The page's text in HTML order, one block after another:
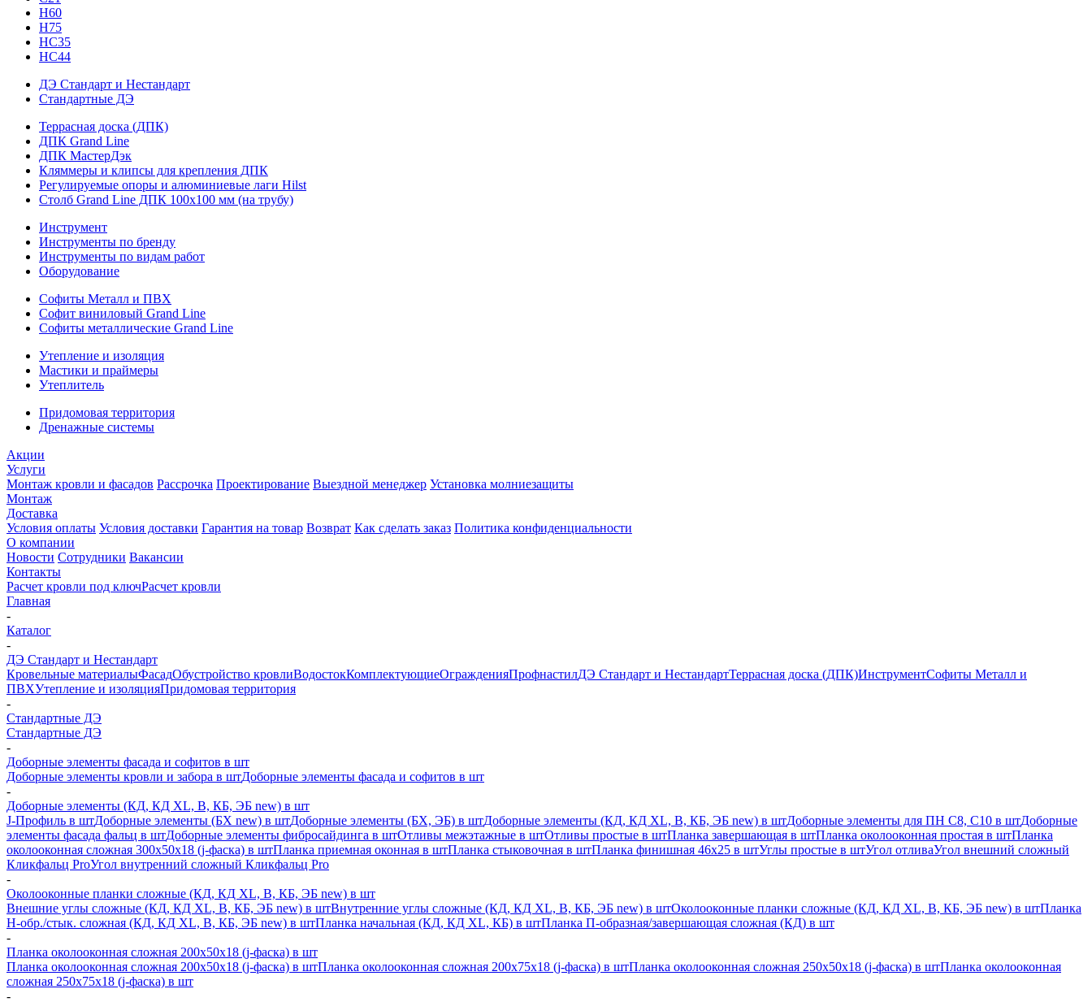
H60
H75
HС35
НС44
ДЭ Стандарт и Нестандарт
Стандартные ДЭ
Террасная доска (ДПК)
ДПК Grand Line
ДПК МастерДэк
Кляммеры и клипсы для крепления ДПК
Регулируемые опоры и алюминиевые лаги Hilst
Столб Grand Line ДПК 100х100 мм (на трубу)
Инструмент
Инструменты по бренду
Инструменты по видам работ
Оборудование
Софиты Металл и ПВХ
Софит виниловый Grand Line
Софиты металлические Grand Line
Утепление и изоляция
Мастики и праймеры
Утеплитель
Придомовая территория
Дренажные системы
Акции
Услуги
Монтаж кровли и фасадов Рассрочка Проектирование Выездной менеджер Установка молниезащиты
Монтаж
Доставка
Условия оплаты Условия доставки Гарантия на товар Возврат Как сделать заказ Политика конфиденциальности
О компании
Новости Сотрудники Вакансии
Контакты
Расчет кровли под ключРасчет кровли
Главная
-
Каталог
-
ДЭ Стандарт и Нестандарт
Кровельные материалыФасадОбустройство кровлиВодостокКомплектующиеОгражденияПрофнастилДЭ Стандарт и НестандартТеррасная доска (ДПК)ИнструментСофиты Металл и
ПВХУтепление и изоляцияПридомовая территория
-
Стандартные ДЭ
Стандартные ДЭ
-
Доборные элементы фасада и софитов в шт
Доборные элементы кровли и забора в штДоборные элементы фасада и софитов в шт
-
Доборные элементы (КД, КД XL, В, КБ, ЭБ new) в шт
J-Профиль в штДоборные элементы (БХ new) в штДоборные элементы (БХ, ЭБ) в штДоборные элементы (КД, КД XL, В, КБ, ЭБ new) в штДоборные элементы для ПН С8, С10 в штДоборные
элементы фасада фальц в штДоборные элементы фибросайдинга в штОтливы межэтажные в штОтливы простые в штПланка завершающая в штПланка околооконная простая в штПланка
околооконная сложная 300х50х18 (j-фаска) в штПланка приемная оконная в штПланка стыковочная в штПланка финишная 46х25 в штУглы простые в штУгол отливаУгол внешний сложный
Кликфальц ProУгол внутренний сложный Кликфальц Pro
-
Околооконные планки сложные (КД, КД XL, В, КБ, ЭБ new) в шт
Внешние углы сложные (КД, КД XL, В, КБ, ЭБ new) в штВнутренние углы сложные (КД, КД XL, В, КБ, ЭБ new) в штОколооконные планки сложные (КД, КД XL, В, КБ, ЭБ new) в штПланка
H-обр./стык. сложная (КД, КД XL, В, КБ, ЭБ new) в штПланка начальная (КД, КД XL, КБ) в штПланка П-образная/завершающая сложная (КД) в шт
-
Планка околооконная сложная 200х50х18 (j-фаска) в шт
Планка околооконная сложная 200х50х18 (j-фаска) в штПланка околооконная сложная 200х75х18 (j-фаска) в штПланка околооконная сложная 250х50х18 (j-фаска) в штПланка околооконная
сложная 250х75х18 (j-фаска) в шт
-